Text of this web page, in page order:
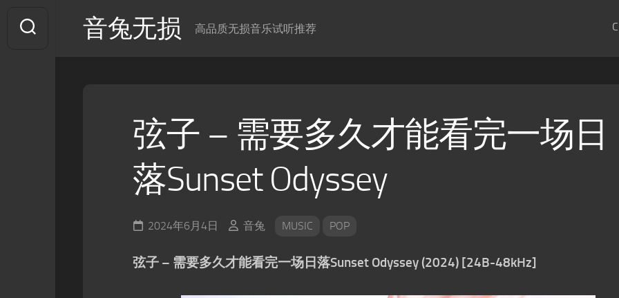
content
音兔无损 高品质无损音乐试听推荐
弦子 – 需要多久才能看完一场日
落Sunset Odyssey
2024年6月4日 音兔 MUSIC POP
弦子 – 需要多久才能看完一场日落Sunset Odyssey (2024) [24B-48kHz]